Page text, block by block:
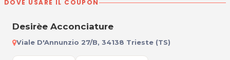
DOVE USARE IL COUPON
Desirèe Acconciature
Viale D'Annunzio 27/B, 34138 Trieste (TS)